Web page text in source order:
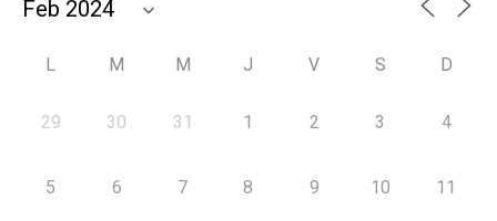
L M M J V S D
29 30 31 1 2 3 4
5 6 7 8 9 10 11